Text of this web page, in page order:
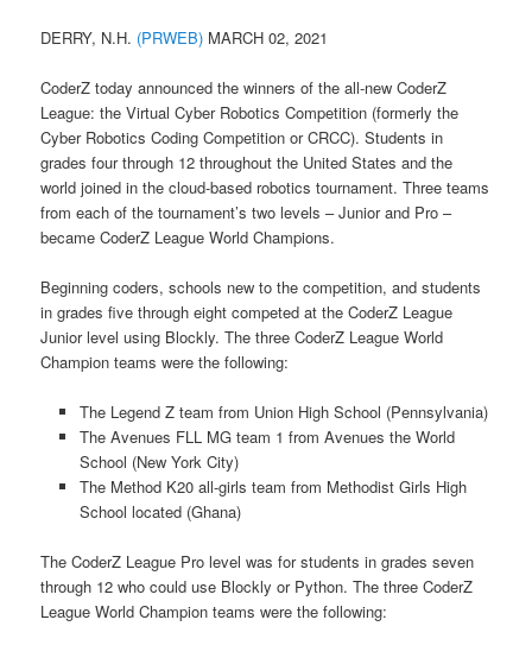
DERRY, N.H. (PRWEB) MARCH 02, 2021
CoderZ today announced the winners of the all-new CoderZ
League: the Virtual Cyber Robotics Competition (formerly the
Cyber Robotics Coding Competition or CRCC). Students in
grades four through 12 throughout the United States and the
world joined in the cloud-based robotics tournament. Three teams
from each of the tournament’s two levels – Junior and Pro –
became CoderZ League World Champions.
Beginning coders, schools new to the competition, and students
in grades five through eight competed at the CoderZ League
Junior level using Blockly. The three CoderZ League World
Champion teams were the following:
The Legend Z team from Union High School (Pennsylvania)
The Avenues FLL MG team 1 from Avenues the World
School (New York City)
The Method K20 all-girls team from Methodist Girls High
School located (Ghana)
The CoderZ League Pro level was for students in grades seven
through 12 who could use Blockly or Python. The three CoderZ
League World Champion teams were the following: